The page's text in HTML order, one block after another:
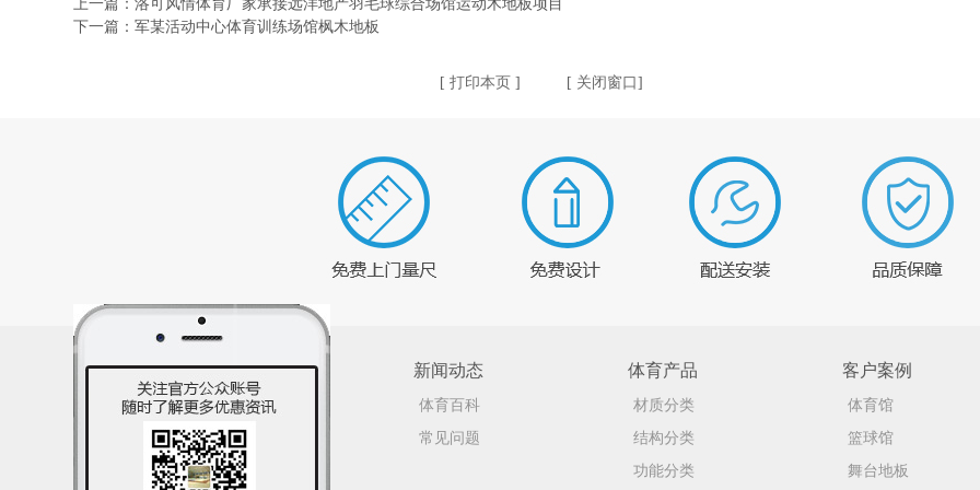
上一篇： 洛可风情体育厂家承接远洋地产羽毛球综合场馆运动木地板项目
下一篇： 军某活动中心体育训练场馆枫木地板
[ 打印本页 ] [ 关闭窗口 ]
新闻动态
体育百科
常见问题
体育产品
材质分类
结构分类
功能分类
客户案例
体育馆
篮球馆
舞台地板